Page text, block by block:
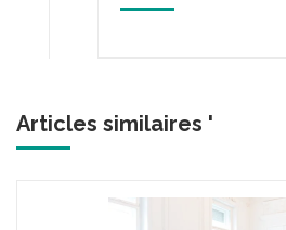
Articles similaires '